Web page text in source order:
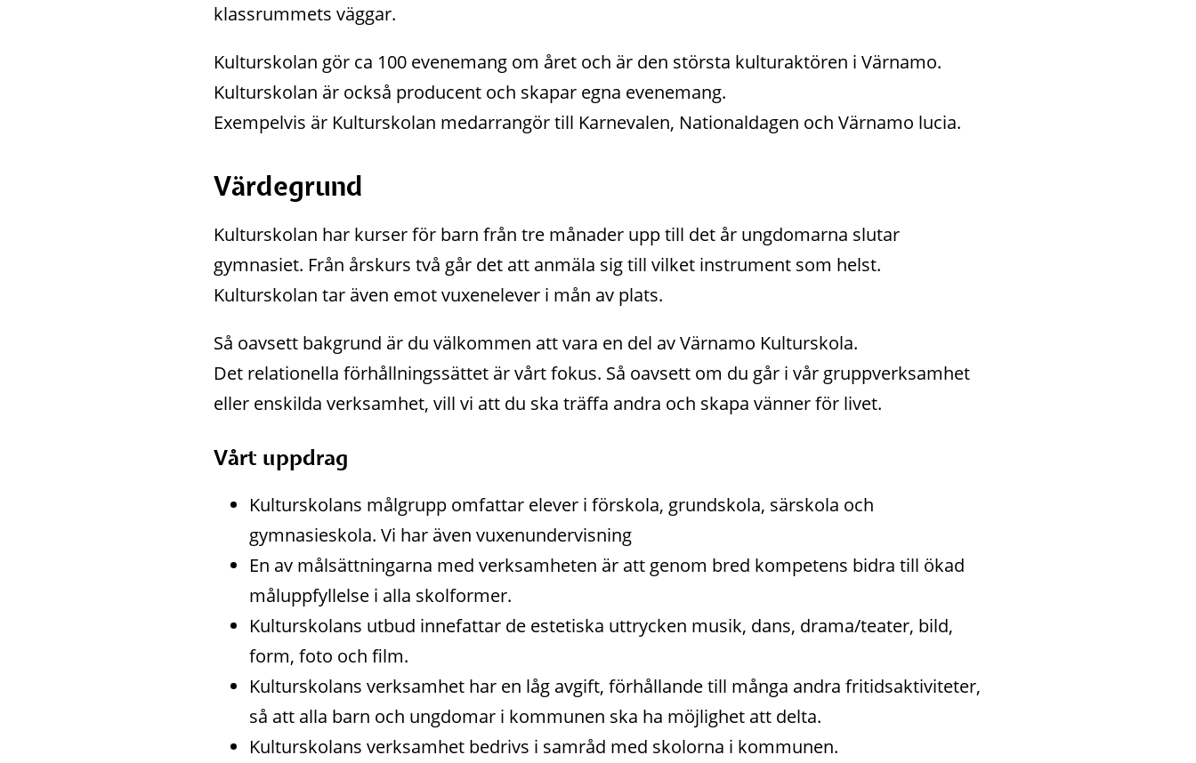
klassrummets väggar.
Kulturskolan gör ca 100 evenemang om året och är den största kulturaktören i Värnamo.
Kulturskolan är också producent och skapar egna evenemang.
Exempelvis är Kulturskolan medarrangör till Karnevalen, Nationaldagen och Värnamo lucia.
Värdegrund
Kulturskolan har kurser för barn från tre månader upp till det år ungdomarna slutar
gymnasiet. Från årskurs två går det att anmäla sig till vilket instrument som helst.
Kulturskolan tar även emot vuxenelever i mån av plats.
Så oavsett bakgrund är du välkommen att vara en del av Värnamo Kulturskola.
Det relationella förhållningssättet är vårt fokus. Så oavsett om du går i vår gruppverksamhet
eller enskilda verksamhet, vill vi att du ska träffa andra och skapa vänner för livet.
Vårt uppdrag
Kulturskolans målgrupp omfattar elever i förskola, grundskola, särskola och
gymnasieskola. Vi har även vuxenundervisning
En av målsättningarna med verksamheten är att genom bred kompetens bidra till ökad
måluppfyllelse i alla skolformer.
Kulturskolans utbud innefattar de estetiska uttrycken musik, dans, drama/teater, bild,
form, foto och film.
Kulturskolans verksamhet har en låg avgift, förhållande till många andra fritidsaktiviteter,
så att alla barn och ungdomar i kommunen ska ha möjlighet att delta.
Kulturskolans verksamhet bedrivs i samråd med skolorna i kommunen.